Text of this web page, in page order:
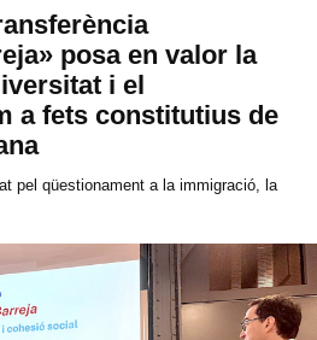
posa en valor la
i el
a fets constitutius de
pel qüestionament a la immigració, la